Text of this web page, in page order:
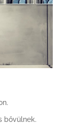
bővülnek.